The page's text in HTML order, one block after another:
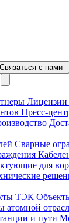
Связаться с нами
Лицензии
Пресс-
Сварные
для
ТЭК
атомной
и пути